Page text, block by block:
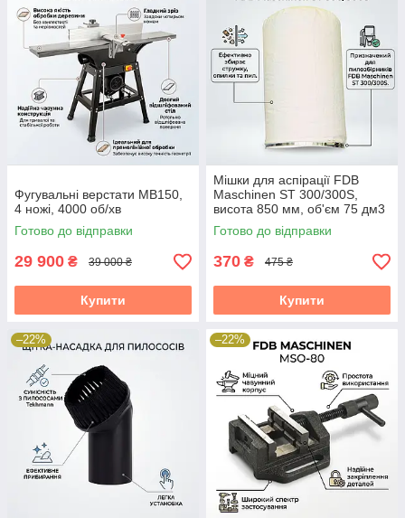
Фугувальні верстати MB150,
4 ножі, 4000 об/хв
Готово до відправки
29 900 ₴ 39 000 ₴
Купити
Мішки для аспірації FDB
Maschinen ST 300/300S,
висота 850 мм, об'єм 75 дм3
Готово до відправки
370 ₴ 475 ₴
Купити
–22% –22%